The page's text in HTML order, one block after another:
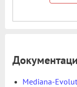
Mediana-